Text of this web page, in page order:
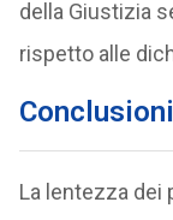
della Giustizia
rispetto alle
Conclusioni
La lentezza dei